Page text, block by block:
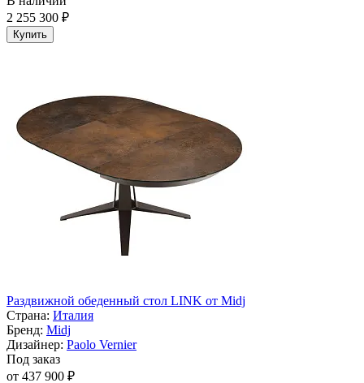
2 255 300 ₽
Купить
Раздвижной обеденный стол LINK от Midj
Страна: Италия
Бренд: Midj
Дизайнер: Paolo Vernier
Под заказ
от 437 900 ₽